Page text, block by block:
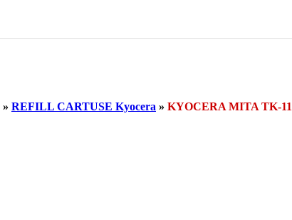
» REFILL CARTUSE Kyocera » KYOCERA MITA TK-